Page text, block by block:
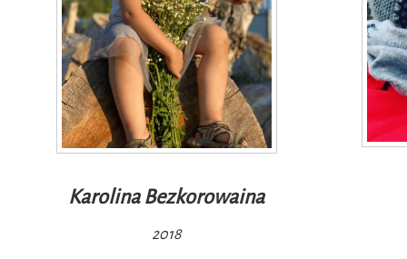
Karolina Bezkorowaina
2018